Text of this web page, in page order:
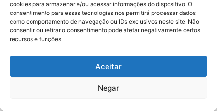
cookies para armazenar e/ou acessar informações do dispositivo. O
consentimento para essas tecnologias nos permitirá processar dados
como comportamento de navegação ou IDs exclusivos neste site. Não
consentir ou retirar o consentimento pode afetar negativamente certos
recursos e funções.
Aceitar
Negar
Agenda: 10ª Mostra Pedagógica
da Casa Durval Paiva acontecerá
nesta quarta-feira (29)